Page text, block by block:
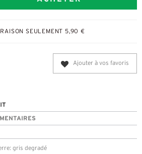
SEULEMENT 5,90 €
Ajouter à vos favoris
gris degradé